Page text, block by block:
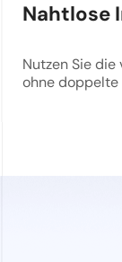
Nahtlose
Nutzen Sie
ohne doppelte